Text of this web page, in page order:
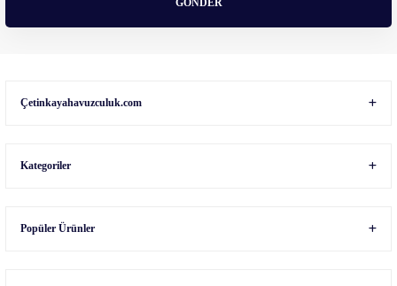
GÖNDER
Çetinkayahavuzculuk.com
Kategoriler
Popüler Ürünler